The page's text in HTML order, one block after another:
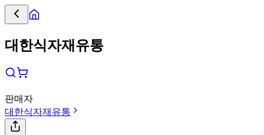
대한식자재유통
판매자
대한식자재유통